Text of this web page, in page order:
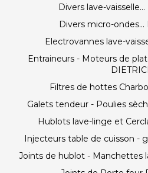
Divers lave-
Divers micro-ondes...
Electrovannes lave-
Entraineurs - Moteurs de
Filtres de hottes
Galets tendeur - Poulies
Hublots lave-linge et
Injecteurs table de cuisson -
Joints de hublot - Manchettes